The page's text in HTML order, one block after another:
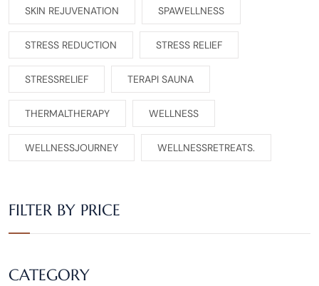
SKIN REJUVENATION SPAWELLNESS
STRESS REDUCTION STRESS RELIEF
STRESSRELIEF TERAPI SAUNA
THERMALTHERAPY WELLNESS
WELLNESSJOURNEY WELLNESSRETREATS.
FILTER BY PRICE
CATEGORY